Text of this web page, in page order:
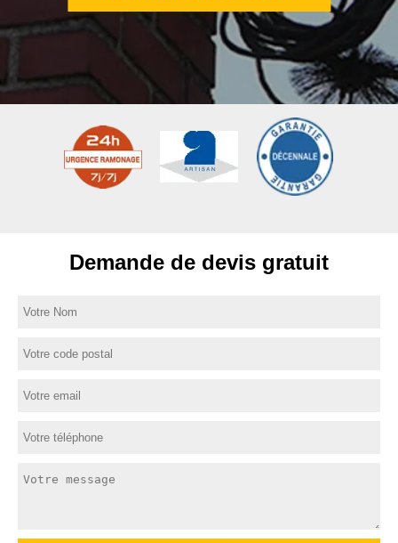
Demande de devis gratuit